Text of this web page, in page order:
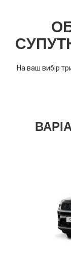
На ваш вибір